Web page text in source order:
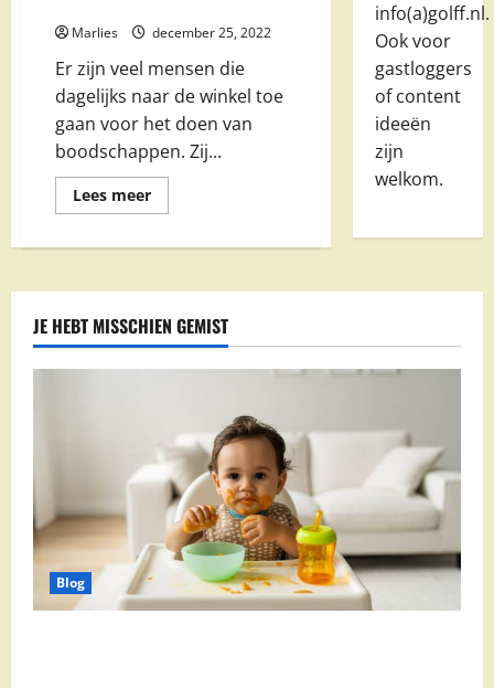
Marlies december 25, 2022
Er zijn veel mensen die
dagelijks naar de winkel toe
gaan voor het doen van
boodschappen. Zij...
Lees meerLees
meer
per
boodschappen
doen
beter
is
info(a)golff.nl.
Ook voor
gastloggers
of content
ideeën
zijn
welkom.
JE HEBT MISSCHIEN GEMIST
Blog